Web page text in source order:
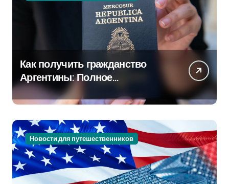
Как получить гражданство
Аргентины: Полное
руководство
Новости для путешественников